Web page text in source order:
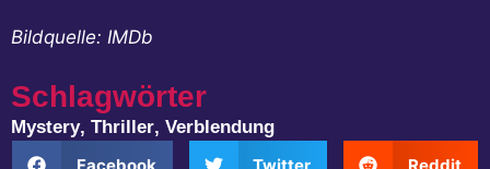
Bildquelle: IMDb
Schlagwörter
Mystery, Thriller, Verblendung